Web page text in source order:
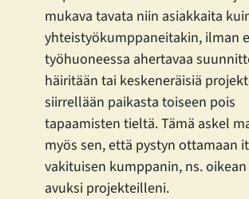
mukava tavata niin asiakkaita
yhteistyökumppaneitakin, ilman
työhuoneessa ahertavaa
häiritään tai keskeneräisiä
siirrellään paikasta toiseen pois
tapaamisten tieltä. Tämä askel
myös sen, että pystyn ottamaan
vakituisen kumppanin, ns.
avuksi projekteilleni.